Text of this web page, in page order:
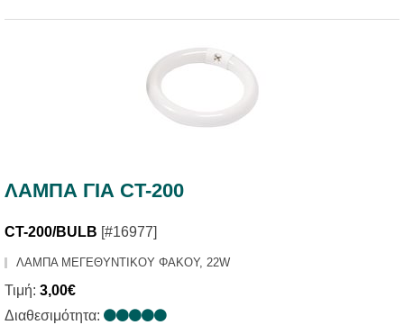
ΛΑΜΠΑ ΓΙΑ CT-200
CT-200/BULB [#16977]
ΛΑΜΠΑ ΜΕΓΕΘΥΝΤΙΚΟΥ ΦΑΚΟΥ, 22W
Τιμή: 3,00€
Διαθεσιμότητα: